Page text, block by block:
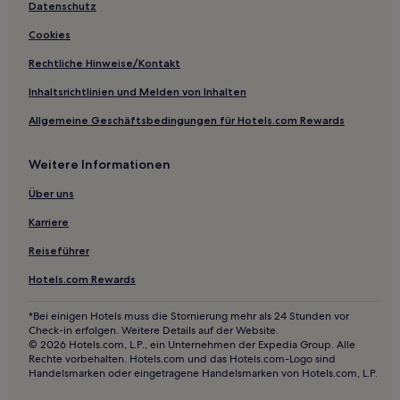
Günstige in Santa Cruz
Lgbtqia-Freundliche in Santa Cruz
Lgbtqia-Freundliche in San José
Familien in San José
Haustierfreundliche in Sunnyvale
Hotels mit Parkplatz in Sunnyvale
Hotels mit Pool nahe Silicon Valley
Günstige nahe Silicon Valley
Hotels mit Küchenzeile nahe Silicon Valley
Familien in Redwood City
Hotels mit Parkplatz in Pleasanton
Hotels mit Fitnessbereich in Dublin
Haustierfreundliche in Dublin
Datenschutz
Cookies
Rechtliche Hinweise/Kontakt
Inhaltsrichtlinien und Melden von Inhalten
Allgemeine Geschäftsbedingungen für Hotels.com Rewards
Weitere Informationen
Über uns
Karriere
Reiseführer
Hotels.com Rewards
*Bei einigen Hotels muss die Stornierung mehr als 24 Stunden vor
Check-in erfolgen. Weitere Details auf der Website.
© 2026 Hotels.com, L.P., ein Unternehmen der Expedia Group. Alle
Rechte vorbehalten. Hotels.com und das Hotels.com-Logo sind
Handelsmarken oder eingetragene Handelsmarken von Hotels.com, L.P.